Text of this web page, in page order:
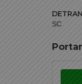
DETRAN
SC